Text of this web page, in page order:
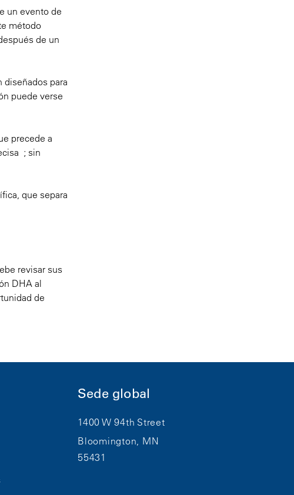
un evento de
método
de un
diseñados para
puede verse
precede a
; sin
que separa
revisar sus
DHA al
de
Sede global
1400 W 94th Street
Bloomington, MN
55431